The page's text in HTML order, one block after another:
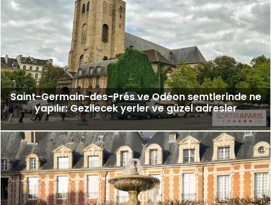
Saint-Germain-des-Prés ve Odéon semtlerinde ne
yapılır: Gezilecek yerler ve güzel adresler